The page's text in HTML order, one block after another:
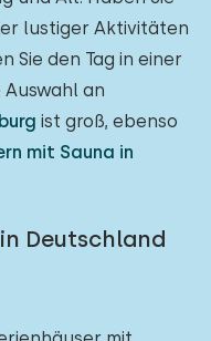
lustiger Aktivitäten
Sie den Tag in einer
Auswahl an
ist groß, ebenso
mit Sauna in
Deutschland